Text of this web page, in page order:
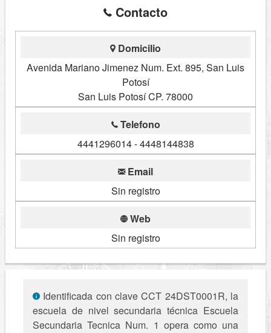
Contacto
Domicilio
Avenida Mariano Jimenez Num. Ext. 895, San Luis
Potosí
San Luis Potosí CP. 78000
Telefono
4441296014 - 4448144838
Email
Sin registro
Web
Sin registro
Identificada con clave CCT 24DST0001R, la
escuela de nivel secundaria técnica Escuela
Secundaria Tecnica Num. 1 opera como una